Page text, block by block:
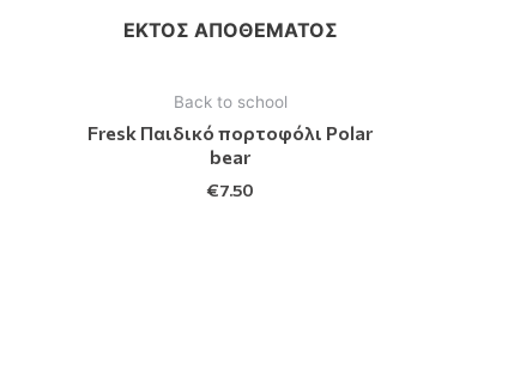
ΕΚΤΌΣ ΑΠΟΘΈΜΑΤΟΣ
Back to school
Fresk Παιδικό πορτοφόλι Polar
bear
€7.50